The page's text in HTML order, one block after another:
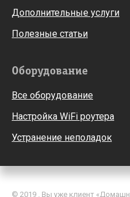
Дополнительные услуги
Полезные статьи
Оборудование
Все оборудование
Настройка WiFi роутера
Устранение неполадок
© 2019 . Вы уже клиент